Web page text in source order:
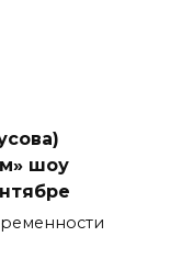
шоу